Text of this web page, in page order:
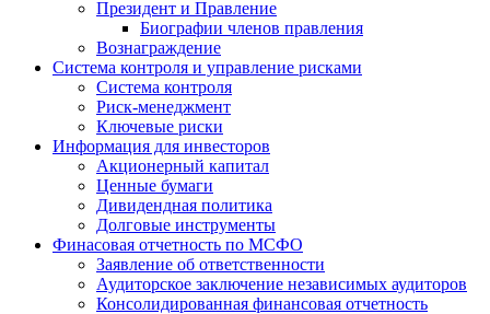
Президент и Правление
Биографии членов правления
Вознаграждение
Система контроля и управление рисками
Система контроля
Риск-менеджмент
Ключевые риски
Информация для инвесторов
Акционерный капитал
Ценные бумаги
Дивидендная политика
Долговые инструменты
Финасовая отчетность по МСФО
Заявление об ответственности
Аудиторское заключение независимых аудиторов
Консолидированная финансовая отчетность